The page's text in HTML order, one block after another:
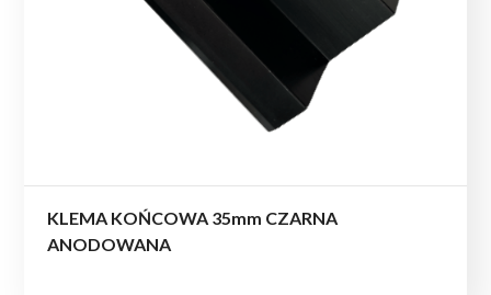
KLEMA KOŃCOWA 35mm CZARNA
ANODOWANA